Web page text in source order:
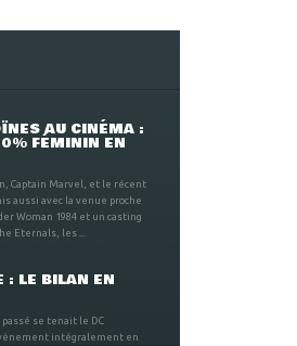
AU CINÉMA :
FÉMININ EN
Captain Marvel, et le récent
aussi avec la venue proche
Woman 1984 et un casting
Eternals, les ...
: LE BILAN EN
se tenait le DC
intégralement en